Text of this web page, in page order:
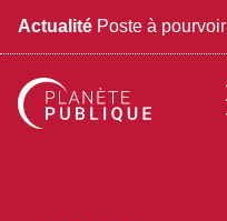
Actualité Poste à pourvoir